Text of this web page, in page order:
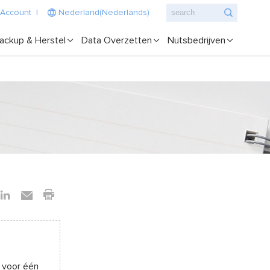
Nederland(Nederlands)
& Herstel Data Overzetten Nutsbedrijven
één